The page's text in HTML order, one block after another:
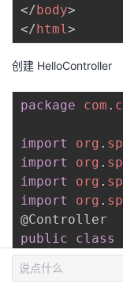
</body>
</html>
创建 HelloController
package com .
import org .
import
org .
import
org .
import
org .
@Controller
public
class
public